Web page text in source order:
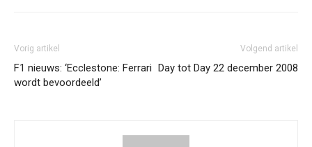
Vorig artikel
F1 nieuws: ‘Ecclestone: Ferrari
wordt bevoordeeld’
Volgend artikel
Day tot Day 22 december 2008